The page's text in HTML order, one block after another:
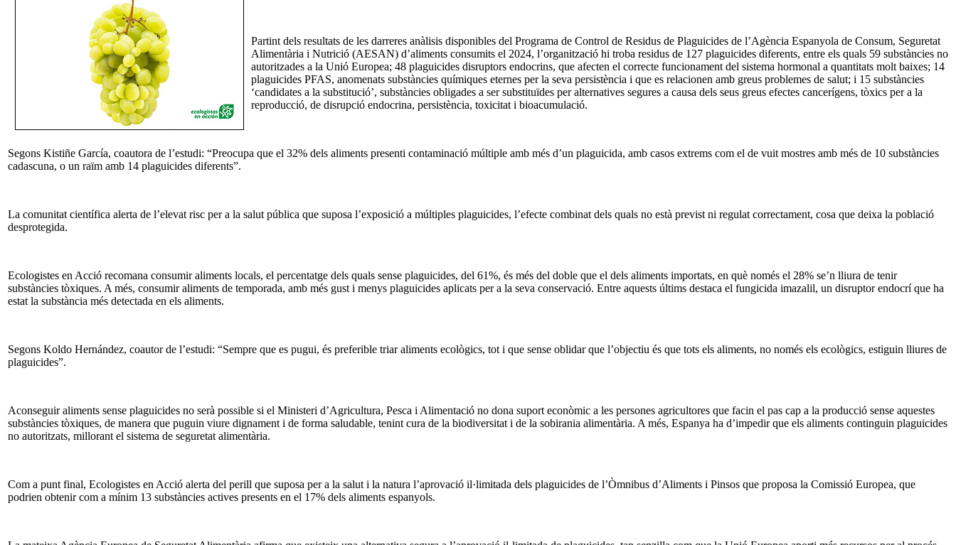
Partint dels resultats de les darreres anàlisis disponibles del Programa de Control de Residus de Plaguicides de l’Agència Espanyola de Consum, Seguretat
Alimentària i Nutrició (AESAN) d’aliments consumits el 2024, l’organització hi troba residus de 127 plaguicides diferents, entre els quals 59 substàncies no
autoritzades a la Unió Europea; 48 plaguicides disruptors endocrins, que afecten el correcte funcionament del sistema hormonal a quantitats molt baixes; 14
plaguicides PFAS, anomenats substàncies químiques eternes per la seva persistència i que es relacionen amb greus problemes de salut; i 15 substàncies
‘candidates a la substitució’, substàncies obligades a ser substituïdes per alternatives segures a causa dels seus greus efectes cancerígens, tòxics per a la
reproducció, de disrupció endocrina, persistència, toxicitat i bioacumulació.
Segons Kistiñe García, coautora de l’estudi: “Preocupa que el 32% dels aliments presenti contaminació múltiple amb més d’un plaguicida, amb casos extrems com el de vuit mostres amb més de 10 substàncies
cadascuna, o un raïm amb 14 plaguicides diferents”.
La comunitat científica alerta de l’elevat risc per a la salut pública que suposa l’exposició a múltiples plaguicides, l’efecte combinat dels quals no està previst ni regulat correctament, cosa que deixa la població
desprotegida.
Ecologistes en Acció recomana consumir aliments locals, el percentatge dels quals sense plaguicides, del 61%, és més del doble que el dels aliments importats, en què només el 28% se’n lliura de tenir
substàncies tòxiques. A més, consumir aliments de temporada, amb més gust i menys plaguicides aplicats per a la seva conservació. Entre aquests últims destaca el fungicida imazalil, un disruptor endocrí que ha
estat la substància més detectada en els aliments.
Segons Koldo Hernández, coautor de l’estudi: “Sempre que es pugui, és preferible triar aliments ecològics, tot i que sense oblidar que l’objectiu és que tots els aliments, no només els ecològics, estiguin lliures de
plaguicides”.
Aconseguir aliments sense plaguicides no serà possible si el Ministeri d’Agricultura, Pesca i Alimentació no dona suport econòmic a les persones agricultores que facin el pas cap a la producció sense aquestes
substàncies tòxiques, de manera que puguin viure dignament i de forma saludable, tenint cura de la biodiversitat i de la sobirania alimentària. A més, Espanya ha d’impedir que els aliments continguin plaguicides
no autoritzats, millorant el sistema de seguretat alimentària.
Com a punt final, Ecologistes en Acció alerta del perill que suposa per a la salut i la natura l’aprovació il·limitada dels plaguicides de l’Òmnibus d’Aliments i Pinsos que proposa la Comissió Europea, que
podrien obtenir com a mínim 13 substàncies actives presents en el 17% dels aliments espanyols.